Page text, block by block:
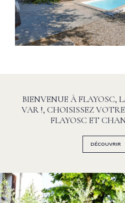
BIENVENUE À FLAYOSC,
VAR !, CHOISISSEZ
FLAYOSC ET
DÉCOUVRIR